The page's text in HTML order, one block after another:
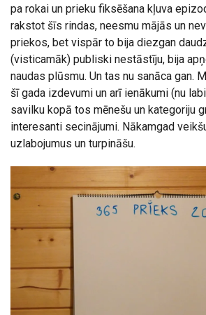
pa rokai un prieku fiksēšana kļuva
rakstot šīs rindas, neesmu mājās un
priekos, bet vispār to bija diezgan
(visticamāk) publiski nestāstīju, bija
naudas plūsmu. Un tas nu sanāca gan.
šī gada izdevumi un arī ienākumi (nu
savilku kopā tos mēnešu un kategoriju
interesanti secinājumi. Nākamgad
uzlabojumus un turpināšu.